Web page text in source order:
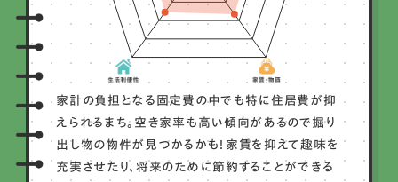
家計の負担となる固定費の中でも特に住居費が抑
えられるまち。空き家率も高い傾向があるので掘り
出し物の物件が見つかるかも！家賃を抑えて趣味を
充実させたり、将来のために節約することができる